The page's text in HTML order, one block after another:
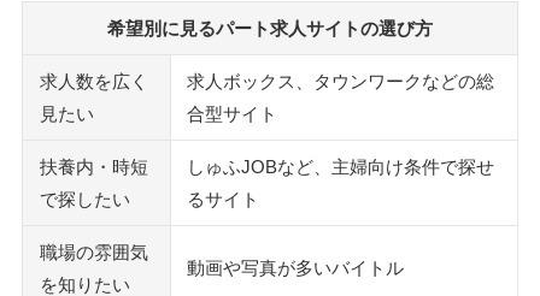
希望別に見るパート求人サイトの選び方
求人数を広く
見たい
求人ボックス、タウンワークなどの総
合型サイト
扶養内・時短
で探したい
しゅふJOBなど、主婦向け条件で探せ
るサイト
職場の雰囲気
を知りたい
動画や写真が多いバイトル